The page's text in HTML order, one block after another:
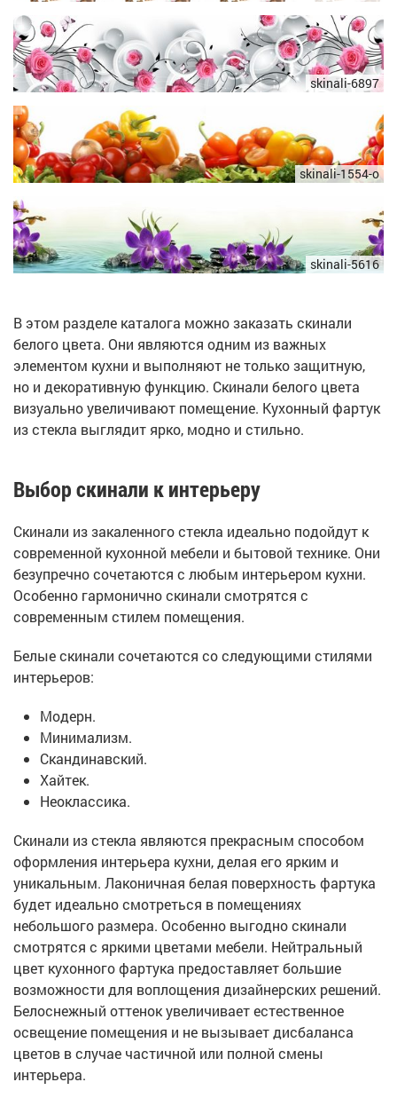
skinali-6897
skinali-1554-o
skinali-5616
В этом разделе каталога можно заказать скинали
белого цвета. Они являются одним из важных
элементом кухни и выполняют не только защитную,
но и декоративную функцию. Скинали белого цвета
визуально увеличивают помещение. Кухонный фартук
из стекла выглядит ярко, модно и стильно.
Выбор скинали к интерьеру
Скинали из закаленного стекла идеально подойдут к
современной кухонной мебели и бытовой технике. Они
безупречно сочетаются с любым интерьером кухни.
Особенно гармонично скинали смотрятся с
современным стилем помещения.
Белые скинали сочетаются со следующими стилями
интерьеров:
Модерн.
Минимализм.
Скандинавский.
Хайтек.
Неоклассика.
Скинали из стекла являются прекрасным способом
оформления интерьера кухни, делая его ярким и
уникальным. Лаконичная белая поверхность фартука
будет идеально смотреться в помещениях
небольшого размера. Особенно выгодно скинали
смотрятся с яркими цветами мебели. Нейтральный
цвет кухонного фартука предоставляет большие
возможности для воплощения дизайнерских решений.
Белоснежный оттенок увеличивает естественное
освещение помещения и не вызывает дисбаланса
цветов в случае частичной или полной смены
интерьера.